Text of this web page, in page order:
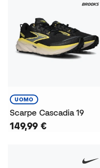
UOMO
Scarpe Cascadia 19
149,99 €